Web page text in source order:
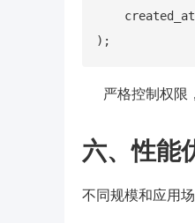
严格控制权限
六、性能
不同规模和应用